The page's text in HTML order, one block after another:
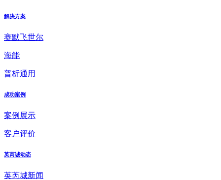
解决方案
赛默飞世尔
海能
普析通用
成功案例
案例展示
客户评价
英芮诚动态
英芮城新闻